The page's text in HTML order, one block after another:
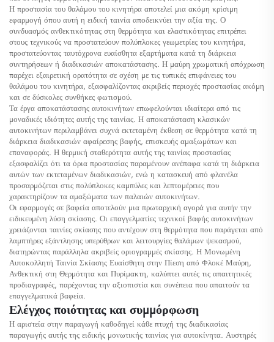
Η προστασία του θαλάμου του κινητήρα αποτελεί μια ακόμη κρίσιμη
εφαρμογή όπου αυτή η ειδική ταινία αποδεικνύει την αξία της. Ο
συνδυασμός ανθεκτικότητας στη θερμότητα και ελαστικότητας επιτρέπει
στους τεχνικούς να προστατεύουν πολύπλοκες γεωμετρίες του κινητήρα,
προστατεύοντας ταυτόχρονα ευαίσθητα εξαρτήματα κατά τη διάρκεια
συντηρήσεων ή διαδικασιών αποκατάστασης. Η μαύρη χρωματική απόχρωση
παρέχει εξαιρετική ορατότητα σε σχέση με τις τυπικές επιφάνειες του
θαλάμου του κινητήρα, εξασφαλίζοντας ακριβείς περιοχές προστασίας ακόμη
και σε δύσκολες συνθήκες φωτισμού.
Τα έργα αποκατάστασης αυτοκινήτων επωφελούνται ιδιαίτερα από τις
μοναδικές ιδιότητες αυτής της ταινίας. Η αποκατάσταση κλασικών
αυτοκινήτων περιλαμβάνει συχνά εκτεταμένη έκθεση σε θερμότητα κατά τη
διάρκεια διαδικασιών αφαίρεσης βαφής, επισκευής αμαξωμάτων και
επαναφοράς. Η θερμική σταθερότητα αυτής της ταινίας προστασίας
εξασφαλίζει ότι τα όρια προστασίας παραμένουν ανέπαφα κατά τη διάρκεια
αυτών των εκτεταμένων διαδικασιών, ενώ η κατασκευή από φλανέλα
προσαρμόζεται στις πολύπλοκες καμπύλες και λεπτομέρειες που
χαρακτηρίζουν τα αμαξώματα των παλαιών αυτοκινήτων.
Οι εφαρμογές σε βαφεία αποτελούν μια πρωταρχική αγορά για αυτήν την
ειδικευμένη λύση σκίασης. Οι επαγγελματίες τεχνικοί βαφής αυτοκινήτων
χρειάζονται ταινίες σκίασης που αντέχουν στη θερμότητα που παράγεται από
λαμπτήρες εξάντλησης υπερύθρων και λειτουργίες θαλάμων ψεκασμού,
διατηρώντας παράλληλα ακριβείς οριογραμμές σκίασης. Η Μονωμένη
Αυτοκολλητή Ταινία Σκίασης Ευαίσθητη στην Πίεση από Φλοκέ Μαύρη,
Ανθεκτική στη Θερμότητα και Πυρίμακτη, καλύπτει αυτές τις απαιτητικές
προδιαγραφές, παρέχοντας την αξιοπιστία και συνέπεια που απαιτούν τα
επαγγελματικά βαφεία.
Ελέγχος ποιότητας και συμμόρφωση
Η αριστεία στην παραγωγή καθοδηγεί κάθε πτυχή της διαδικασίας
παραγωγής αυτής της ειδικής μονωτικής ταινίας για αυτοκίνητα. Αυστηρές